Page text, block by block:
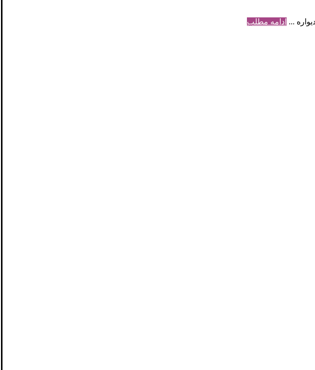
... ادامه مطلب